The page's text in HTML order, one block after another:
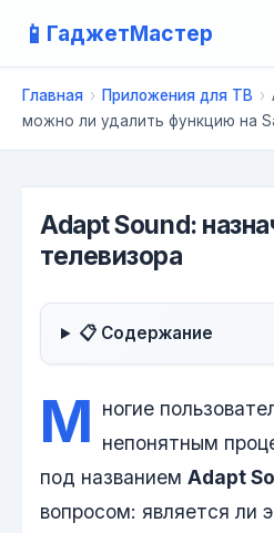
📱 ГаджетМастер
Главная › Приложения для ТВ ›
можно ли удалить функцию на
Adapt Sound:
телевизора
📋 Содержание
М ногие
непонятным
под названием Adapt
вопросом: является